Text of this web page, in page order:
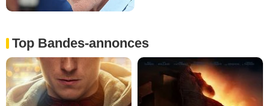
Top Bandes-annonces